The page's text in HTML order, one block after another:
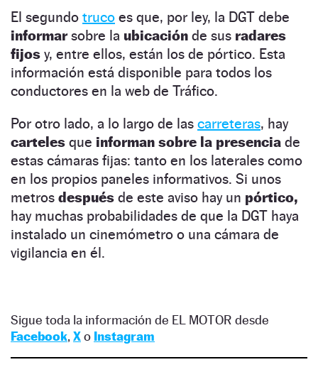
El segundo truco es que, por ley, la DGT debe
informarsobre la ubicación de sus radares
fijos y, entre ellos, están los de pórtico. Esta
información está disponible para todos los
conductores en la web de Tráfico.
Por otro lado, a lo largo de las carreteras, hay
carteles que informan sobre la presencia de
estas cámaras fijas: tanto en los laterales como
en los propios paneles informativos. Si unos
metros después de este aviso hay un pórtico,
hay muchas probabilidades de que la DGT haya
instalado un cinemómetro o una cámara de
vigilancia en él.
Sigue toda la información de EL MOTOR desde
Facebook, Xo Instagram